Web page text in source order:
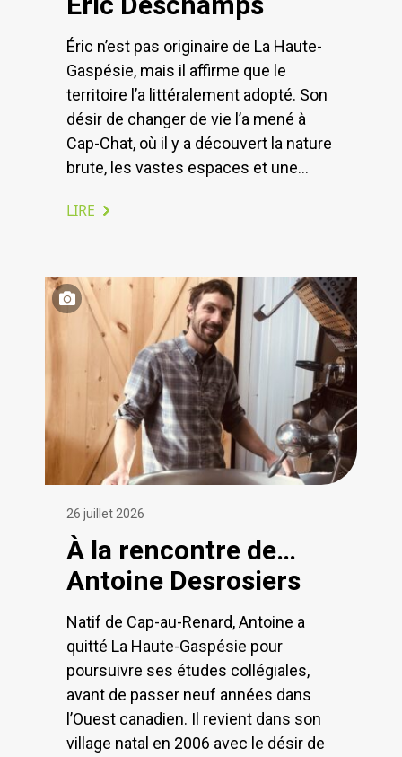
Éric n’est pas originaire de La Haute-
Gaspésie, mais il affirme que le
territoire l’a littéralement adopté. Son
désir de changer de vie l’a mené à
Cap-Chat, où il y a découvert la nature
brute, les vastes espaces et une...
LIRE
26 juillet 2026
À la rencontre de…
Antoine Desrosiers
Natif de Cap-au-Renard, Antoine a
quitté La Haute-Gaspésie pour
poursuivre ses études collégiales,
avant de passer neuf années dans
l’Ouest canadien. Il revient dans son
village natal en 2006 avec le désir de